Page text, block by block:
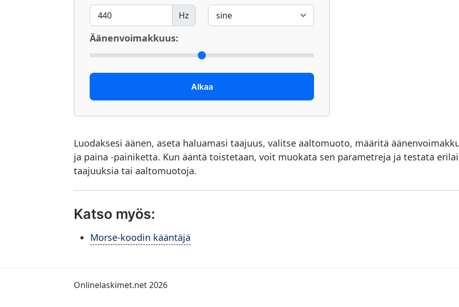
Hz
Äänenvoimakkuus:
Alkaa
Luodaksesi äänen, aseta haluamasi taajuus, valitse aaltomuoto, määritä
ja paina -painiketta. Kun ääntä toistetaan, voit muokata sen parametreja ja testata
taajuuksia tai aaltomuotoja.
Katso myös:
Morse-koodin kääntäjä
Onlinelaskimet.net 2026